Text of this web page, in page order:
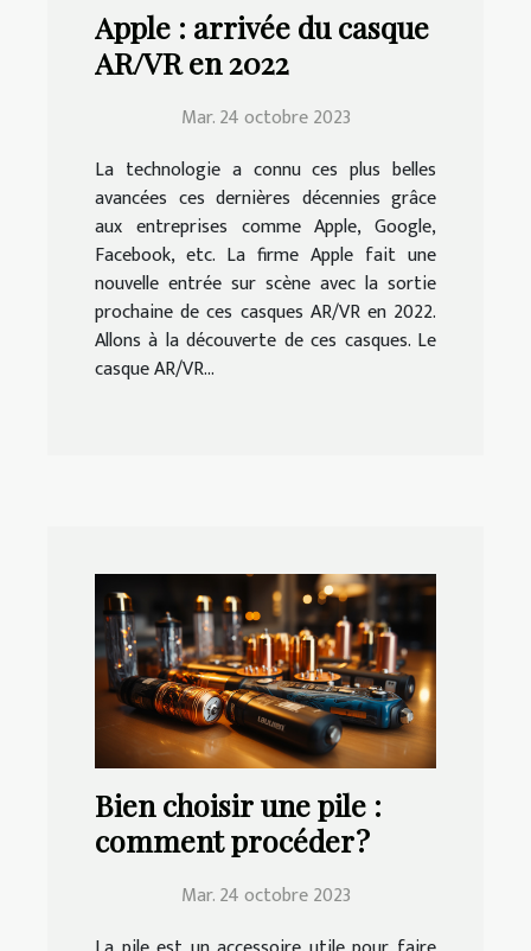
Apple : arrivée du casque
AR/VR en 2022
Mar. 24 octobre 2023
La technologie a connu ces plus belles
avancées ces dernières décennies grâce
aux entreprises comme Apple, Google,
Facebook, etc. La firme Apple fait une
nouvelle entrée sur scène avec la sortie
prochaine de ces casques AR/VR en 2022.
Allons à la découverte de ces casques. Le
casque AR/VR...
Bien choisir une pile :
comment procéder ?
Mar. 24 octobre 2023